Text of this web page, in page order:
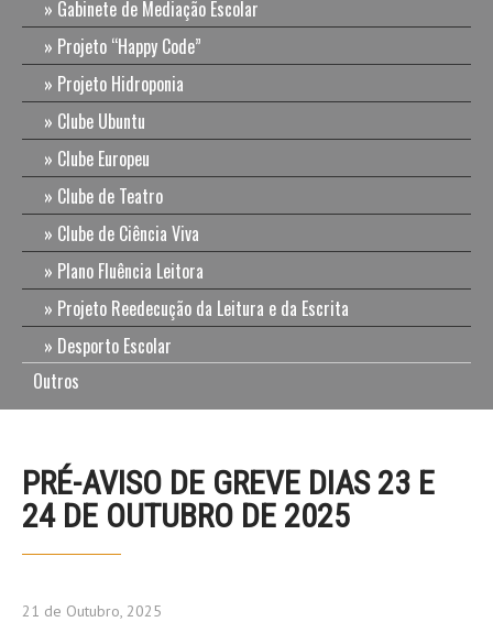
Gabinete de Mediação Escolar
Projeto “Happy Code”
Projeto Hidroponia
Clube Ubuntu
Clube Europeu
Clube de Teatro
Clube de Ciência Viva
Plano Fluência Leitora
Projeto Reedecução da Leitura e da Escrita
Desporto Escolar
Outros
PRÉ-AVISO DE GREVE DIAS 23 E
24 DE OUTUBRO DE 2025
21 de Outubro, 2025